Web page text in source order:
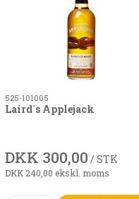
525-101005
Laird´s Applejack
DKK 300,00 / STK
DKK 240,00 ekskl. moms